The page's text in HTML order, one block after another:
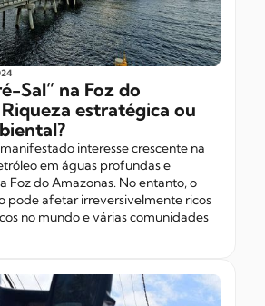
Sal” na Foz do
estratégica ou
interesse crescente na
em águas profundas e
Foz do Amazonas. No entanto, o
pode afetar irreversivelmente ricos
no mundo e várias comunidades